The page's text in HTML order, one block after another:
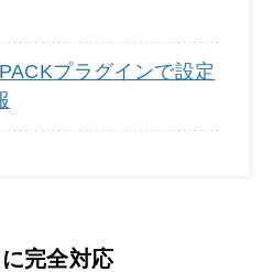
プラグインで設定
完全対応